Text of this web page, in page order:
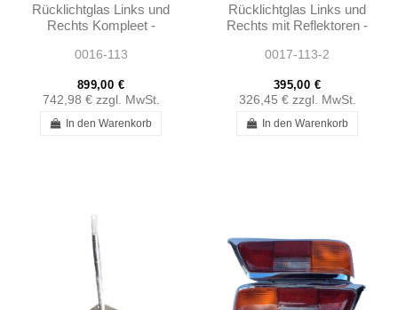
Rücklichtglas Links und
Rechts Kompleet -
280SL 1138260152 -
0016-113
899,00 €
742,98 € zzgl. MwSt.
In den Warenkorb
Rücklichtglas Links und
Rechts mit Reflektoren -
280SL W113 W111
0017-113-2
395,00 €
326,45 € zzgl. MwSt.
In den Warenkorb